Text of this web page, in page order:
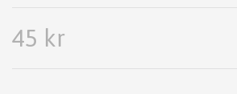
45 kr